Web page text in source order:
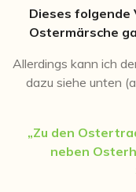
Dieses folgende
Ostermärsche
Allerdings kann ich
dazu siehe unten
„Zu den
neben